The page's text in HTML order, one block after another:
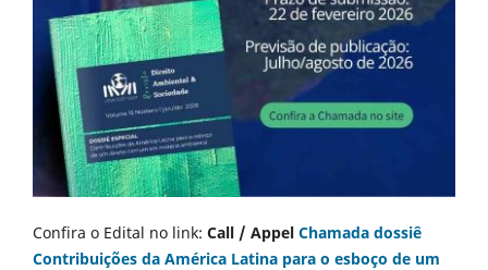
Confira o Edital no link: Call / Appel Chamada dossiê
Contribuições da América Latina para o esboço de um